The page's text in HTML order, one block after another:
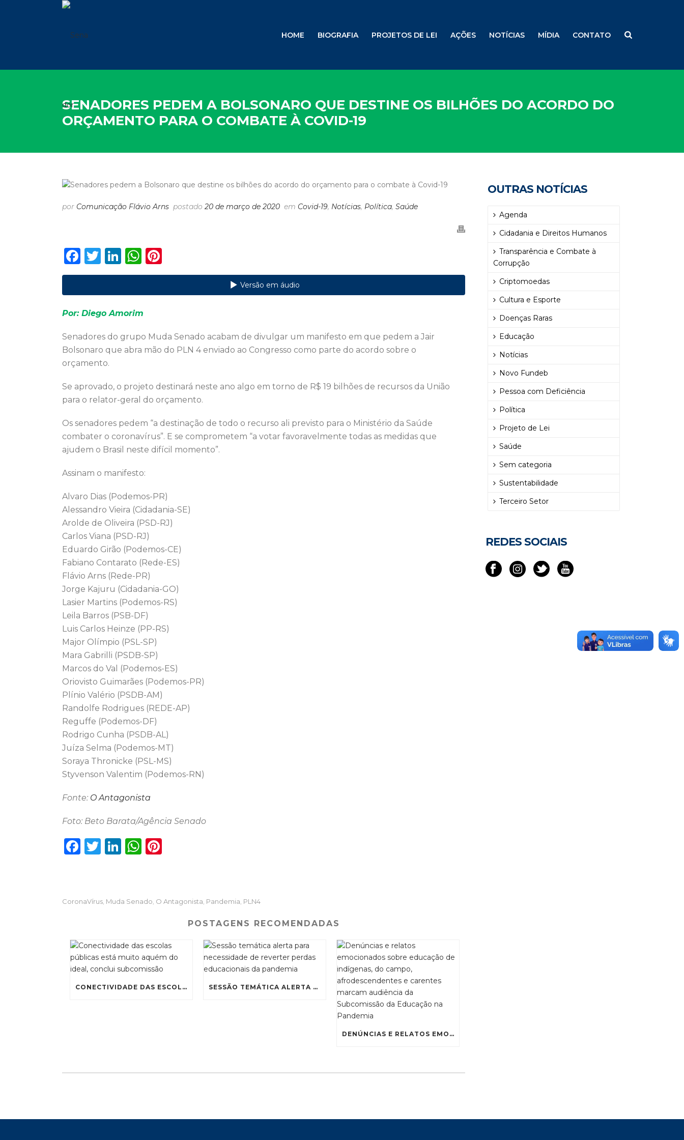
HOME BIOGRAFIA PROJETOS DE LEI AÇÕES NOTÍCIAS MÍDIA CONTATO
SENADORES PEDEM A BOLSONARO QUE DESTINE OS BILHÕES DO ACORDO DO
ORÇAMENTO PARA O COMBATE À COVID-19
por Comunicação Flávio Arns postado 20 de março de 2020 em Covid-19, Notícias, Política, Saúde
F
a
e
b
o
o
k
T
w
te
r
Li
n
dI
n
W
h
A
p
p
n
Versão em áudio
Por: Diego Amorim
Senadores do grupo Muda Senado acabam de divulgar um manifesto em que pedem a Jair
Bolsonaro que abra mão do PLN 4 enviado ao Congresso como parte do acordo sobre o
orçamento.
Se aprovado, o projeto destinará neste ano algo em torno de R$ 19 bilhões de recursos da União
para o relator-geral do orçamento.
Os senadores pedem “a destinação de todo o recurso ali previsto para o Ministério da Saúde
combater o coronavírus”. E se comprometem “a votar favoravelmente todas as medidas que
ajudem o Brasil neste difícil momento”.
Assinam o manifesto:
Alvaro Dias (Podemos-PR)
Alessandro Vieira (Cidadania-SE)
Arolde de Oliveira (PSD-RJ)
Carlos Viana (PSD-RJ)
Eduardo Girão (Podemos-CE)
Fabiano Contarato (Rede-ES)
Flávio Arns (Rede-PR)
Jorge Kajuru (Cidadania-GO)
Lasier Martins (Podemos-RS)
Leila Barros (PSB-DF)
Luis Carlos Heinze (PP-RS)
Major Olímpio (PSL-SP)
Mara Gabrilli (PSDB-SP)
Marcos do Val (Podemos-ES)
Oriovisto Guimarães (Podemos-PR)
Plínio Valério (PSDB-AM)
Randolfe Rodrigues (REDE-AP)
Reguffe (Podemos-DF)
Rodrigo Cunha (PSDB-AL)
Juíza Selma (Podemos-MT)
Soraya Thronicke (PSL-MS)
Styvenson Valentim (Podemos-RN)
Fonte: O Antagonista
Foto: Beto Barata/Agência Senado
F
e
o
k
T
te
r
Li
e
W
ts
p
re
CoronaVírus Muda Senado O Antagonista Pandemia PLN4
POSTAGENS RECOMENDADAS
CONECTIVIDADE DAS ESCOLAS PÚBLICAS ESTÁ MUITO AQUÉM DO IDEAL, CONCLUI SUBCOMISSÃO SESSÃO TEMÁTICA ALERTA PARA NECESSIDADE DE REVERTER PERDAS EDUCACIONAIS DA PANDEMIA
DENÚNCIAS E RELATOS EMOCIONADOS SOBRE EDUCAÇÃO DE INDÍGENAS, DO CAMPO, AFRODESCENDENTES E CARENTES MARCAM AUDIÊNCIA DA SUBCOMISSÃO DA EDUCAÇÃO NA PANDEMIA
OUTRAS NOTÍCIAS
Agenda
Cidadania e Direitos Humanos
Transparência e Combate à
Corrupção
Criptomoedas
Cultura e Esporte
Doenças Raras
Educação
Notícias
Novo Fundeb
Pessoa com Deficiência
Política
Projeto de Lei
Saúde
Sem categoria
Sustentabilidade
Terceiro Setor
REDES SOCIAIS